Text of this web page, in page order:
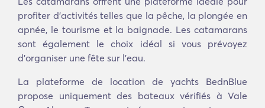
profiter d'activités telles que la pêche, la plongée en
apnée, le tourisme et la baignade. Les catamarans
sont également le choix idéal si vous prévoyez
d’organiser une fête sur l’eau.
La plateforme de location de yachts BednBlue
propose uniquement des bateaux vérifiés à Vale